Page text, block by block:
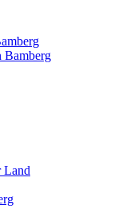
Bamberg
Land